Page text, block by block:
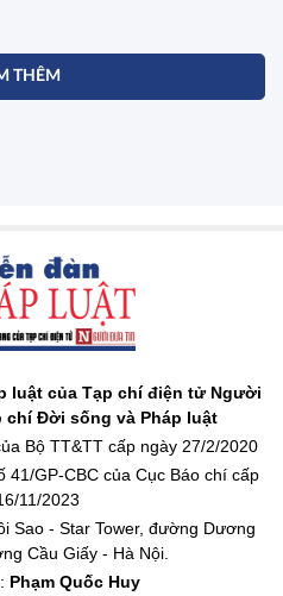
THÊM
luật của Tạp chí điện tử Người
chí Đời sống và Pháp luật
Bộ TT&TT cấp ngày 27/2/2020
41/GP-CBC của Cục Báo chí cấp
11/2023
Sao - Star Tower, đường Dương
Cầu Giấy - Hà Nội.
Phạm Quốc Huy